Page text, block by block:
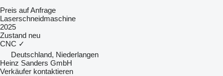
Preis auf Anfrage
Laserschneidmaschine
2025
Zustand neu
CNC ✓
Deutschland, Niederlangen
Heinz Sanders GmbH
Verkäufer kontaktieren